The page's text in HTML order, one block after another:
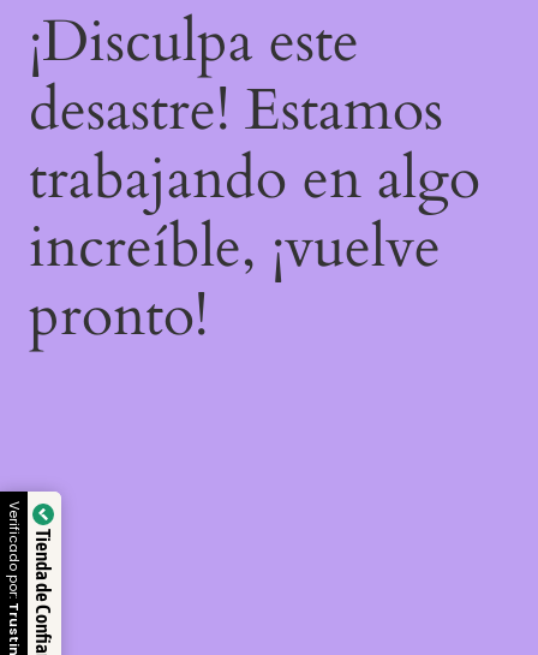
¡Disculpa este
desastre! Estamos
trabajando en algo
increíble, ¡vuelve
pronto!
Tienda de Confianza
Verificado por: